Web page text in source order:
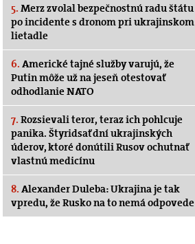
5. Merz zvolal bezpečnostnú radu štátu
po incidente s dronom pri ukrajinskom
lietadle
6. Americké tajné služby varujú, že
Putin môže už na jeseň otestovať
odhodlanie NATO
7. Rozsievali teror, teraz ich pohlcuje
panika. Štyridsať dní ukrajinských
úderov, ktoré donútili Rusov ochutnať
vlastnú medicínu
8. Alexander Duleba: Ukrajina je tak
vpredu, že Rusko na to nemá odpovede